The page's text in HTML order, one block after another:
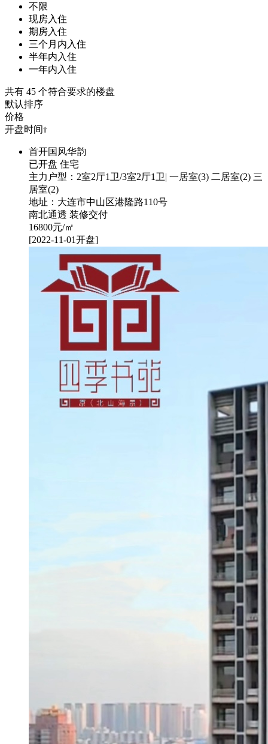
不限
现房入住
期房入住
三个月内入住
半年内入住
一年内入住
共有 45 个符合要求的楼盘
默认排序
价格
开盘时间
首开国风华韵
已开盘 住宅
主力户型：2室2厅1卫/3室2厅1卫| 一居室(3) 二居室(2) 三
居室(2)
地址：大连市中山区港隆路110号
南北通透 装修交付
16800元/㎡
[2022-11-01开盘]